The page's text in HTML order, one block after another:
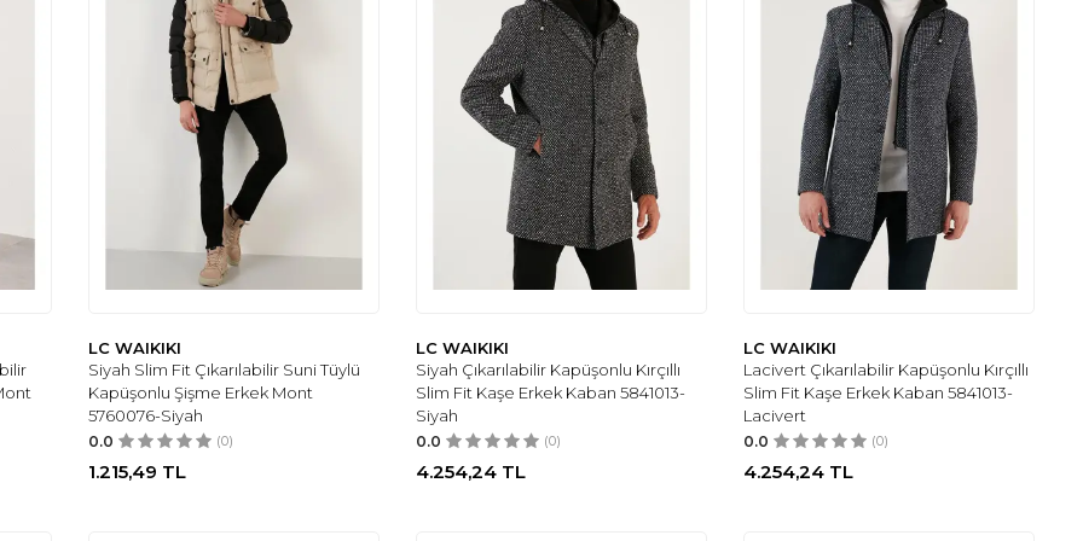
LC WAIKIKI
Siyah Slim Fit Çıkarılabilir Suni Tüylü
Kapüşonlu Şişme Erkek Mont
5760076-Siyah
0.0 (0)
1.215,49 TL
LC WAIKIKI
Siyah Çıkarılabilir Kapüşonlu Kırçıllı
Slim Fit Kaşe Erkek Kaban 5841013-
Siyah
0.0 (0)
4.254,24 TL
LC WAIKIKI
Lacivert Çıkarılabilir Kapüşonlu Kırçıllı
Slim Fit Kaşe Erkek Kaban 5841013-
Lacivert
0.0 (0)
4.254,24 TL